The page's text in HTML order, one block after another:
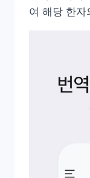
여 해당 한자